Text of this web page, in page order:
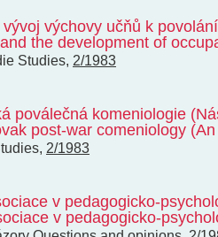
výchovy učňů k povolání
the development of
Studies, 2/1983
poválečná komeniologie
post-war comeniology
, 2/1983
v pedagogicko-
v pedagogicko-